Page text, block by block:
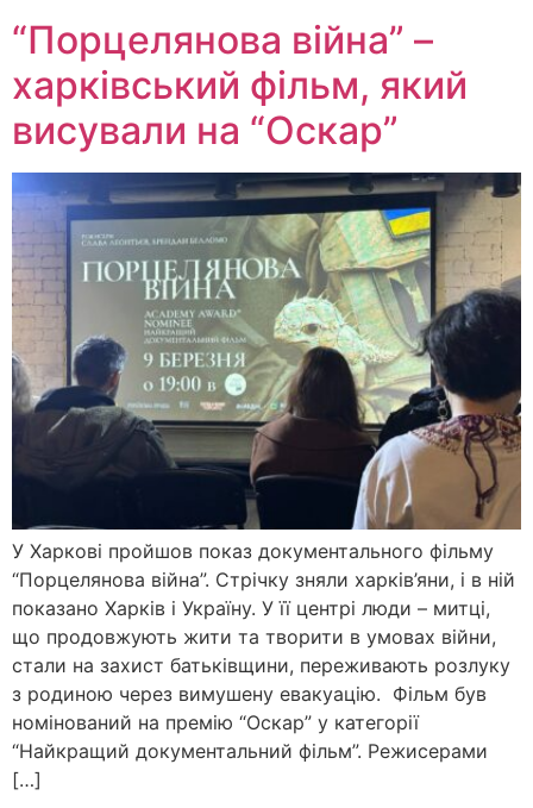
“Порцелянова війна” –
харківський фільм, який
висували на “Оскар”
У Харкові пройшов показ документального фільму
“Порцелянова війна”. Стрічку зняли харків’яни, і в ній
показано Харків і Україну. У її центрі люди – митці,
що продовжують жити та творити в умовах війни,
стали на захист батьківщини, переживають розлуку
з родиною через вимушену евакуацію. Фільм був
номінований на премію “Оскар” у категорії
“Найкращий документальний фільм”. Режисерами
[…]